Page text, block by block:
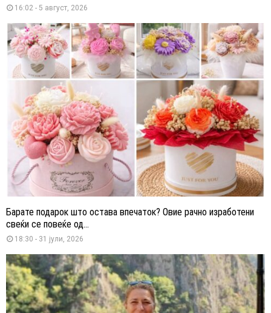
16:02 - 5 август, 2026
Барате подарок што остава впечаток? Овие рачно изработени
свеќи се повеќе од...
18:30 - 31 јули, 2026